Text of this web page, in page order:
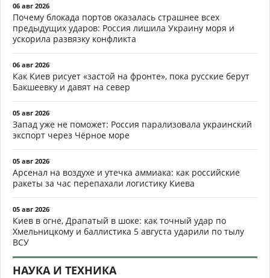
06 авг 2026
Почему блокада портов оказалась страшнее всех
предыдущих ударов: Россия лишила Украину моря и
ускорила развязку конфликта
06 авг 2026
Как Киев рисует «застой на фронте», пока русские берут
Бакшеевку и давят на север
05 авг 2026
Запад уже не поможет: Россия парализовала украинский
экспорт через Чёрное море
05 авг 2026
Арсенал на воздухе и утечка аммиака: как российские
ракеты за час перепахали логистику Киева
05 авг 2026
Киев в огне, Драпатый в шоке: как точный удар по
Хмельницкому и баллистика 5 августа ударили по тылу
ВСУ
НАУКА И ТЕХНИКА